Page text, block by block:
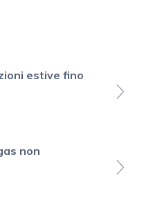
estive fino
non